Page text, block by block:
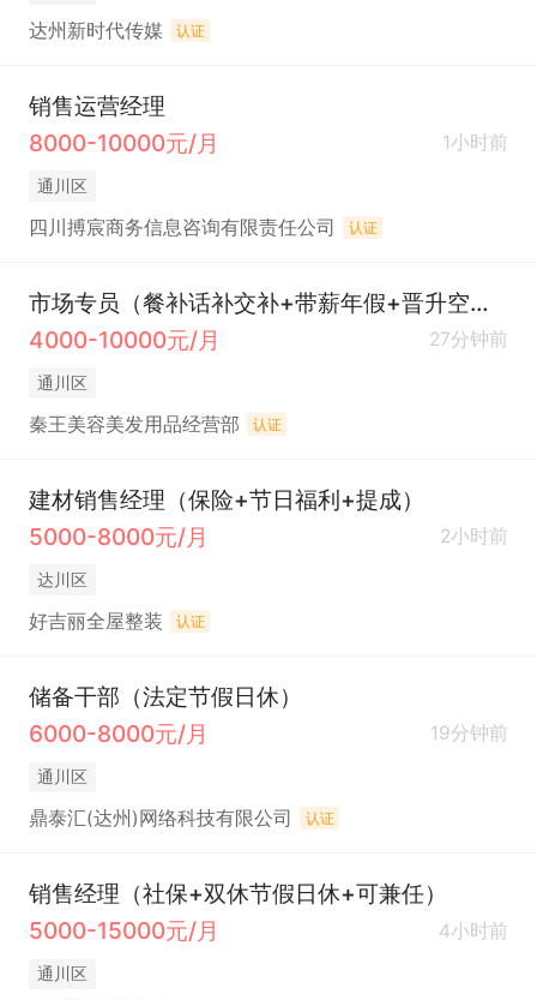
达州新时代传媒 认证
销售运营经理
8000-10000元/月
1小时前
通川区
四川搏宸商务信息咨询有限责任公司 认证
市场专员（餐补话补交补+带薪年假+晋升空间）
4000-10000元/月
27分钟前
通川区
秦王美容美发用品经营部 认证
建材销售经理（保险+节日福利+提成）
5000-8000元/月
2小时前
达川区
好吉丽全屋整装 认证
储备干部（法定节假日休）
6000-8000元/月
19分钟前
通川区
鼎泰汇(达州)网络科技有限公司 认证
销售经理（社保+双休节假日休+可兼任）
5000-15000元/月
4小时前
通川区